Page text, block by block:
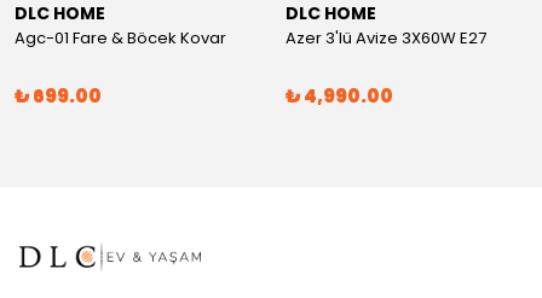
DLC HOME
Agc-01 Fare & Böcek Kovar
₺ 699.00
DLC HOME
Azer 3'lü Avize 3X60W E27
₺ 4,990.00